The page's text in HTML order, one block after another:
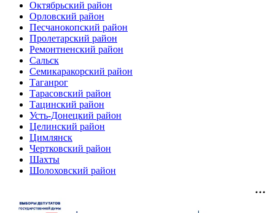
Октябрьский район
Орловский район
Песчанокопский район
Пролетарский район
Ремонтненский район
Сальск
Семикаракорский район
Таганрог
Тарасовский район
Тацинский район
Усть-Донецкий район
Целинский район
Цимлянск
Чертковский район
Шахты
Шолоховский район